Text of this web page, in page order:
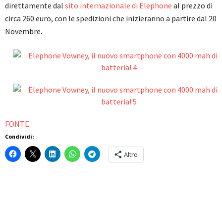
direttamente dal sito internazionale di Elephone al prezzo di
circa 260 euro, con le spedizioni che inizieranno a partire dal 20
Novembre.
FONTE
Condividi:
Altro